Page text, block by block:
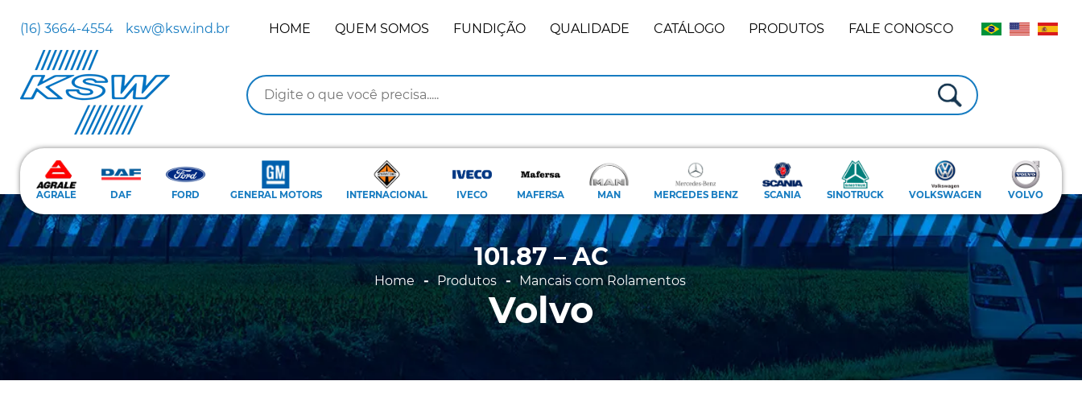
(16) 3664-4554 ksw@ksw.ind.br HOME QUEM SOMOS FUNDIÇÃO QUALIDADE CATÁLOGO PRODUTOS FALE CONOSCO
AGRALE DAF FORD GENERAL MOTORS INTERNACIONAL IVECO MAFERSA MAN MERCEDES BENZ SCANIA SINOTRUCK VOLKSWAGEN VOLVO
101.87 – AC
Home Produtos Mancais com Rolamentos
Volvo